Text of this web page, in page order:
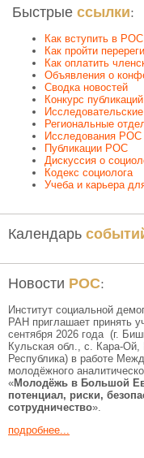
Быстрые ссылки:
Как вступить в РОС
Как пройти
Как оплатить
Объявления о
Сводка новостей
Конкурс
Региональные
Исследования РОС
Публикации РОС
Дискуссия о
Кодекс социолога
Учеба и карьера
Календарь
Новости РОС:
Институт социальной
РАН приглашает принять
сентября 2026 года (г.
Кульская обл., c. Кара-Ой,
Республика) в работе
молодёжного
«Молодёжь в Большой
потенциал, риски,
сотрудничество».
подробнее...